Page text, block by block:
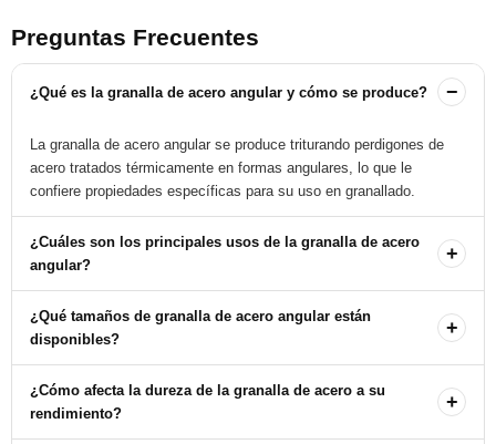
Preguntas Frecuentes
¿Qué es la granalla de acero angular y cómo se produce? −
La granalla de acero angular se produce triturando perdigones de
acero tratados térmicamente en formas angulares, lo que le
confiere propiedades específicas para su uso en granallado.
¿Cuáles son los principales usos de la granalla de acero
angular?
+
Se utiliza principalmente en la limpieza abrasiva, eliminación de
óxido y pretratamiento de superficies antes de pintar,
especialmente en estructuras de acero y perfiles de acero tipo H.
¿Qué tamaños de granalla de acero angular están
disponibles?
+
Ofrecemos varios tamaños de granalla de acero angular, incluyendo
G10, G12, G14, G16, G18, G25, G40, G50, G80 y G120. Otros
tamaños están disponibles bajo pedido.
¿Cómo afecta la dureza de la granalla de acero a su
rendimiento?
+